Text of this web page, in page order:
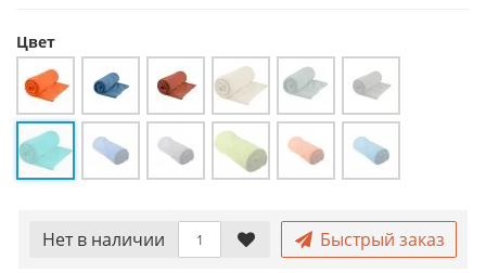
Цвет
Нет в наличии Быстрый заказ